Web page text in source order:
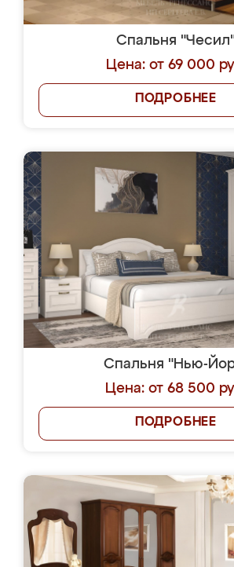
Спальня
Цена: от 69 000
ПОДРОБНЕЕ
Спальня "Нью-
Цена: от 68 500
ПОДРОБНЕЕ